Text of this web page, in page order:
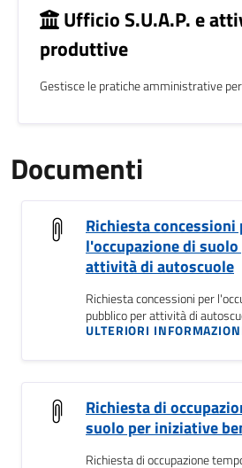
Ufficio S.U.A.P. e
produttive
Gestisce le pratiche amministrative
Documenti
Richiesta concessioni
l'occupazione di
attività di autoscuole
Richiesta concessioni per
pubblico per attività di
ULTERIORI
Richiesta di
suolo per iniziative
Richiesta di occupazione